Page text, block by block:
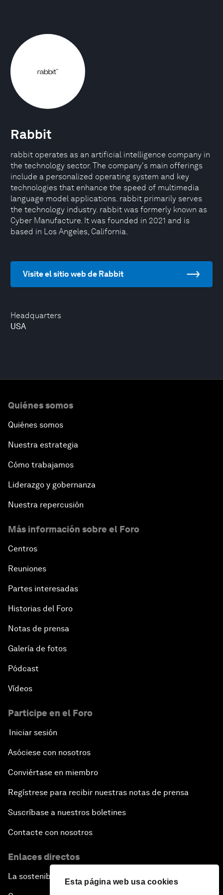
Esta página web usa cookies
Headquarters
USA
Rabbit
rabbit operates as an artificial intelligence company in
the technology sector. The company's main offerings
include a personalized operating system and key
technologies that enhance the speed of multimedia
language model applications. rabbit primarily serves
the technology industry. rabbit was formerly known as
Cyber Manufacture. It was founded in 2021 and is
based in Los Angeles, California.
Visite el sitio web de Rabbit
Quiénes somos
Quiénes somos
Nuestra estrategia
Cómo trabajamos
Liderazgo y gobernanza
Nuestra repercusión
Más información sobre el Foro
Centros
Reuniones
Partes interesadas
Historias del Foro
Notas de prensa
Galería de fotos
Pódcast
Vídeos
Participe en el Foro
Iniciar sesión
Asóciese con nosotros
Conviértase en miembro
Regístrese para recibir nuestras notas de prensa
Suscríbase a nuestros boletines
Contacte con nosotros
Enlaces directos
La sostenibilidad en el Foro